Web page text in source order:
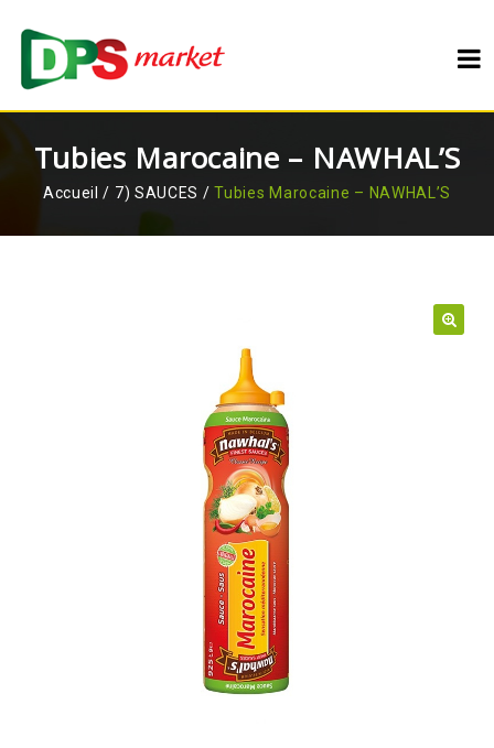
Tubies Marocaine – NAWHAL’S
Accueil / 7) SAUCES /Tubies Marocaine – NAWHAL’S